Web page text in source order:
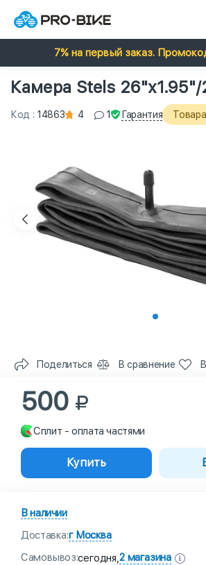
7% на первый заказ.
Камера Stels 26"x1.95"/
Код : 14863 4 1 Гарантия
Поделиться В сравнение
500
Сплит - оплата частями
Купить
В наличии
Доставка:г Москва
Самовывоз:сегодня,2 магазина